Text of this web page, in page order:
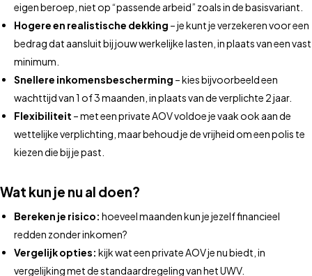
eigen beroep, niet op “passende arbeid” zoals in de basisvariant.
Hogere en realistische dekking – je kunt je verzekeren voor een
bedrag dat aansluit bij jouw werkelijke lasten, in plaats van een vast
minimum.
Snellere inkomensbescherming – kies bijvoorbeeld een
wachttijd van 1 of 3 maanden, in plaats van de verplichte 2 jaar.
Flexibiliteit – met een private AOV voldoe je vaak ook aan de
wettelijke verplichting, maar behoud je de vrijheid om een polis te
kiezen die bij je past.
Wat kun je nu al doen?
Bereken je risico: hoeveel maanden kun je jezelf financieel
redden zonder inkomen?
Vergelijk opties: kijk wat een private AOV je nu biedt, in
vergelijking met de standaardregeling van het UWV.